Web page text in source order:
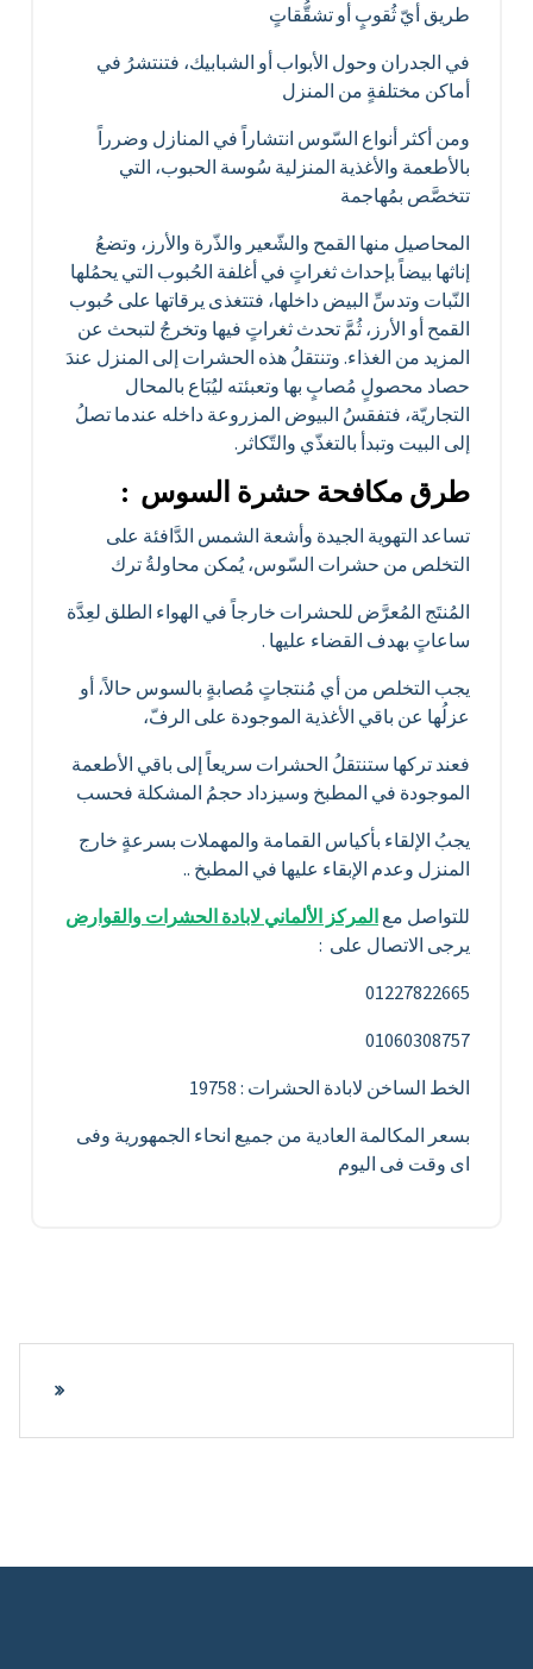
طريق أيّ ثُقوبٍ أو تشقُّقاتٍ
في الجدران وحول الأبواب أو الشبابيك، فتنتشرُ في
أماكن مختلفةٍ من المنزل
ومن أكثر أنواع السّوس انتشاراً في المنازل وضرراً
بالأطعمة والأغذية المنزلية سُوسة الحبوب، التي
تتخصَّص بمُهاجمة
المحاصيل منها القمح والشّعير والذّرة والأرز، وتضعُ
إناثها بيضاً بإحداث ثغراتٍ في أغلفة الحُبوب التي يحمُلها
النّبات وتدسِّ البيض داخلها، فتتغذى يرقاتها على حُبوب
القمح أو الأرز، ثُمَّ تحدث ثغراتٍ فيها وتخرجُ لتبحث عن
المزيد من الغذاء. وتنتقلُ هذه الحشرات إلى المنزل عندَ
حصاد محصولٍ مُصابٍ بها وتعبئته ليُبَاع بالمحال
التجاريّة، فتفقسُ البيوض المزروعة داخله عندما تصلُ
إلى البيت وتبدأ بالتغذّي والتّكاثر.
طرق مكافحة حشرة السوس :
تساعد التهوية الجيدة وأشعة الشمس الدَّافئة على
التخلص من حشرات السّوس، يُمكن محاولةُ ترك
المُنتَج المُعرَّض للحشرات خارجاً في الهواء الطلق لعِدَّة
ساعاتٍ بهدف القضاء عليها .
يجب التخلص من أي مُنتجاتٍ مُصابةٍ بالسوس حالاً، أو
عزلُها عن باقي الأغذية الموجودة على الرفّ،
فعند تركها ستنتقلُ الحشرات سريعاً إلى باقي الأطعمة
الموجودة في المطبخ وسيزداد حجمُ المشكلة فحسب
يجبُ الإلقاء بأكياس القمامة والمهملات بسرعةٍ خارج
المنزل وعدم الإبقاء عليها في المطبخ ..
للتواصل معالمركز الألماني لابادة الحشرات والقوارض
يرجى الاتصال على :
01227822665
01060308757
الخط الساخن لابادة الحشرات : 19758
بسعر المكالمة العادية من جميع انحاء الجمهورية وفى
اى وقت فى اليوم